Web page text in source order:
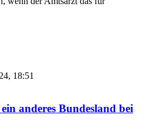
18:51
anderes Bundesland bei